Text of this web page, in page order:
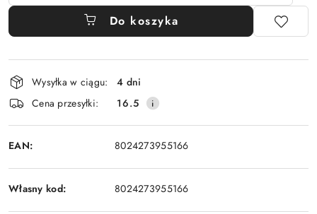
Do koszyka
Dostępność
i
dostawa
Wysyłka w ciągu:
4 dni
Cena przesyłki:
16.5
EAN: 8024273955166
Własny kod: 8024273955166